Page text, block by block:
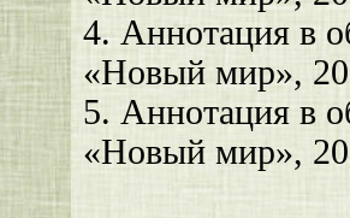
4. Аннотация в
«Новый мир»,
5. Аннотация в
«Новый мир»,